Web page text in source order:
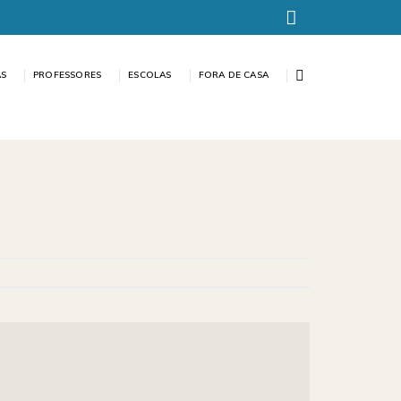
PROFESSORES ESCOLAS FORA DE CASA